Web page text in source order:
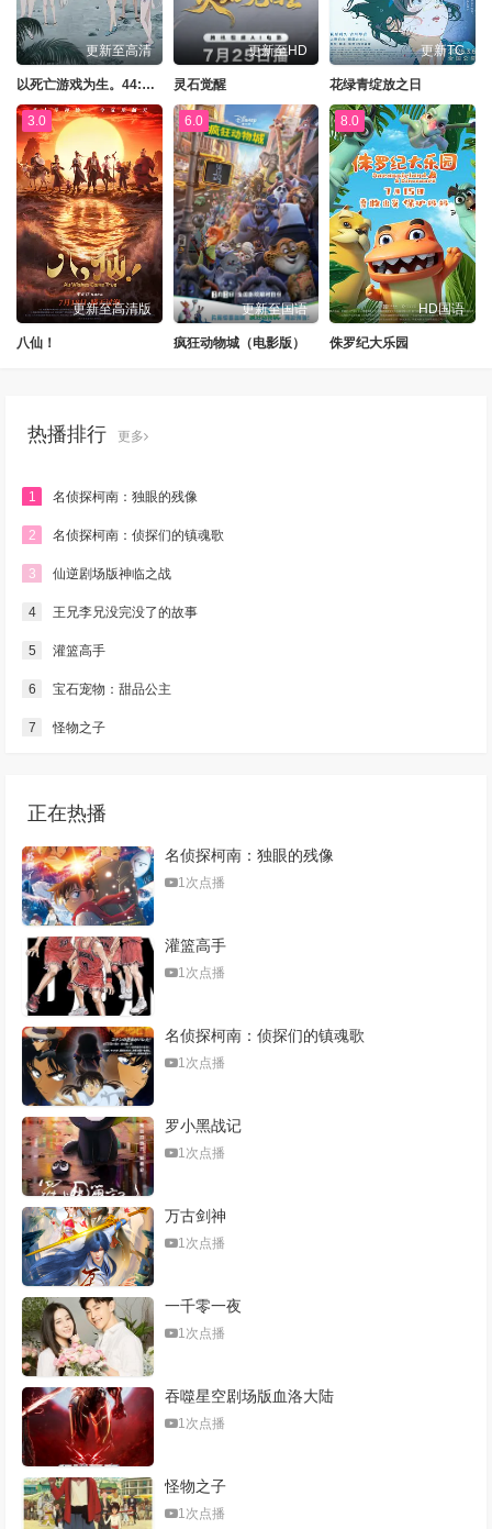
更新至高清
以死亡游戏为生。44:CLOUDYBEACH
更新至HD
灵石觉醒
更新TC
花绿青绽放之日
3.0
更新至高清版
八仙！
6.0
更新至国语
疯狂动物城（电影版）
8.0
HD国语
侏罗纪大乐园
热播排行 更多
1 名侦探柯南：独眼的残像
2 名侦探柯南：侦探们的镇魂歌
3 仙逆剧场版神临之战
4 王兄李兄没完没了的故事
5 灌篮高手
6 宝石宠物：甜品公主
7 怪物之子
正在热播
名侦探柯南：独眼的残像
1次点播
灌篮高手
1次点播
名侦探柯南：侦探们的镇魂歌
1次点播
罗小黑战记
1次点播
万古剑神
1次点播
一千零一夜
1次点播
吞噬星空剧场版血洛大陆
1次点播
怪物之子
1次点播